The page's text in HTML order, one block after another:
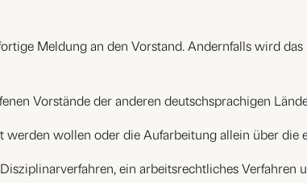
Meldung an den Vorstand. Andernfalls wird
Vorstände der anderen deutschsprachigen
wollen oder die Aufarbeitung allein über die
ein arbeitsrechtliches Verfahren